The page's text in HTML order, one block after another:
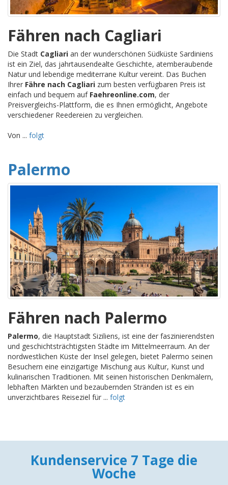
Fähren nach Cagliari
Die Stadt Cagliari an der wunderschönen Südküste Sardiniens
ist ein Ziel, das jahrtausendealte Geschichte, atemberaubende
Natur und lebendige mediterrane Kultur vereint. Das Buchen
Ihrer Fähre nach Cagliari zum besten verfügbaren Preis ist
einfach und bequem auf Faehreonline.com, der
Preisvergleichs-Plattform, die es Ihnen ermöglicht, Angebote
verschiedener Reedereien zu vergleichen.
Von ... folgt
Palermo
Fähren nach Palermo
Palermo, die Hauptstadt Siziliens, ist eine der faszinierendsten
und geschichtsträchtigsten Städte im Mittelmeerraum. An der
nordwestlichen Küste der Insel gelegen, bietet Palermo seinen
Besuchern eine einzigartige Mischung aus Kultur, Kunst und
kulinarischen Traditionen. Mit seinen historischen Denkmälern,
lebhaften Märkten und bezaubernden Stränden ist es ein
unverzichtbares Reiseziel für ... folgt
Kundenservice 7 Tage die
Woche